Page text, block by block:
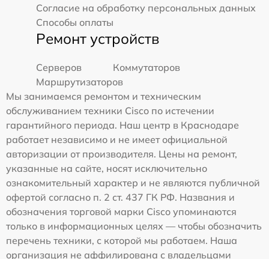
Согласие на обработку персональных данных
Способы оплаты
Ремонт устройств
Серверов
Коммутаторов
Маршрутизаторов
Мы занимаемся ремонтом и техническим
обслуживанием техники Cisco по истечении
гарантийного периода. Наш центр в Краснодаре
работает независимо и не имеет официальной
авторизации от производителя. Цены на ремонт,
указанные на сайте, носят исключительно
ознакомительный характер и не являются публичной
офертой согласно п. 2 ст. 437 ГК РФ. Названия и
обозначения торговой марки Cisco упоминаются
только в информационных целях — чтобы обозначить
перечень техники, с которой мы работаем. Наша
организация не аффилирована с владельцами